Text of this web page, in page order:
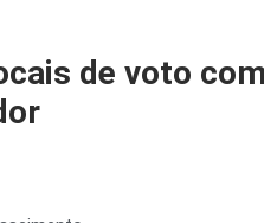
de voto